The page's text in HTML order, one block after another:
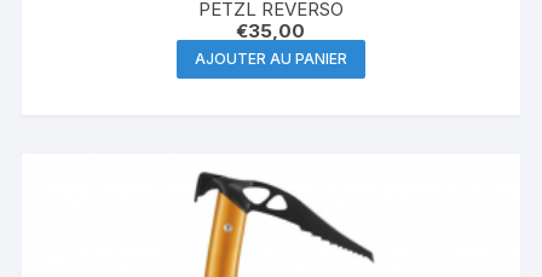
PETZL REVERSO
€35,00
AJOUTER AU PANIER